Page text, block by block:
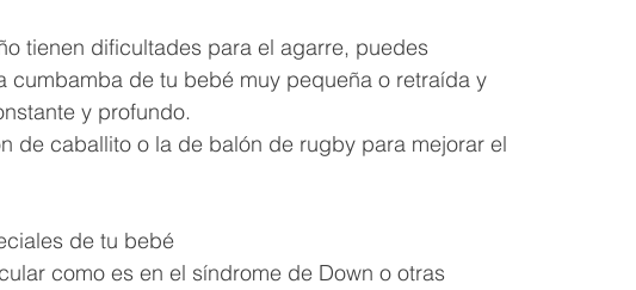
tienen dificultades para el agarre, puedes
cumbamba de tu bebé muy pequeña o retraída y
y profundo.
de caballito o la de balón de rugby para mejorar el
de tu bebé
como es en el síndrome de Down o otras